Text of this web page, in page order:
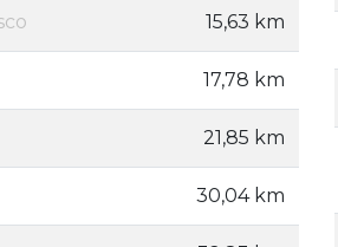
15,63 km
17,78 km
21,85 km
30,04 km